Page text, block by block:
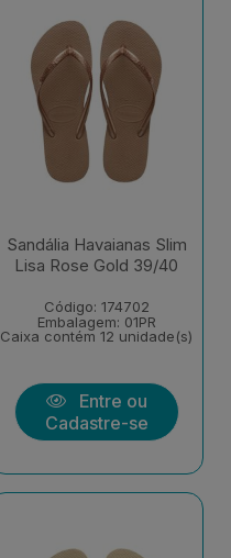
Sandália Havaianas Slim
Lisa Rose Gold 39/40
Código: 174702
Embalagem: 01PR
Caixa contém 12 unidade(s)
Entre ou
Cadastre-se